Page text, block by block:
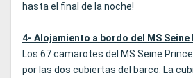
hasta el final de la noche!
4- Alojamiento a bordo del MS Seine
Los 67 camarotes del MS Seine
por las dos cubiertas del barco. La